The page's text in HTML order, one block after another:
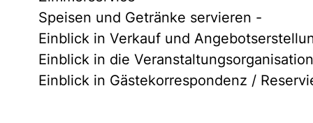
Speisen und Getränke servieren -
Einblick in Verkauf und
Einblick in die
Einblick in Gästekorrespondenz /